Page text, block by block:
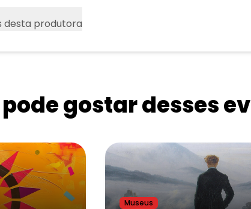
desta produtora
gostar desses
Museus